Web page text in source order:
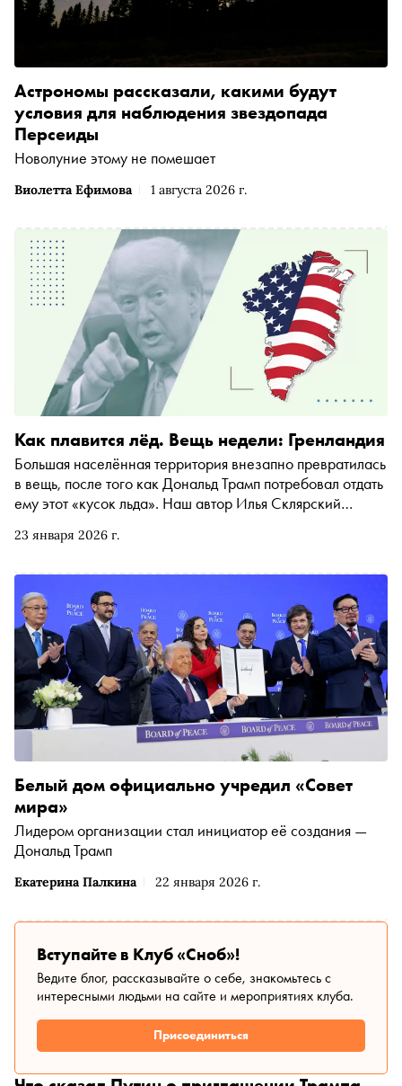
Виолетта Ефимова 1 августа 2026 г.
Астрономы рассказали, какими будут
условия для наблюдения звездопада
Персеиды
Новолуние этому не помешает
23 января 2026 г.
Как плавится лёд. Вещь недели: Гренландия
Большая населённая территория внезапно превратилась
в вещь, после того как Дональд Трамп потребовал отдать
ему этот «кусок льда». Наш автор Илья Склярский
искренность с поведением древнего деспота, и в том,
сильного
Екатерина Палкина 22 января 2026 г.
Белый дом официально учредил «Совет
мира»
Лидером организации стал инициатор её создания —
Дональд Трамп
Вступайте в Клуб «Сноб»!
Ведите блог, рассказывайте о себе, знакомьтесь с
интересными людьми на сайте и мероприятиях клуба.
Присоединиться